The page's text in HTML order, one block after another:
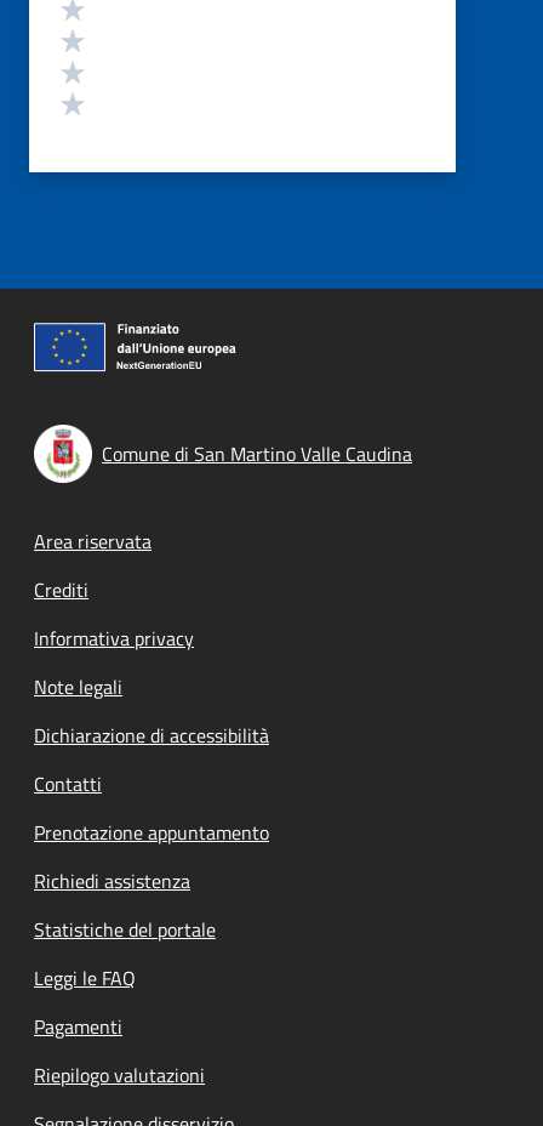
Comune di San Martino Valle Caudina
Footer menu
Area riservata
Crediti
Informativa privacy
Note legali
Dichiarazione di accessibilità
Contatti
Prenotazione appuntamento
Richiedi assistenza
Statistiche del portale
Leggi le FAQ
Pagamenti
Riepilogo valutazioni